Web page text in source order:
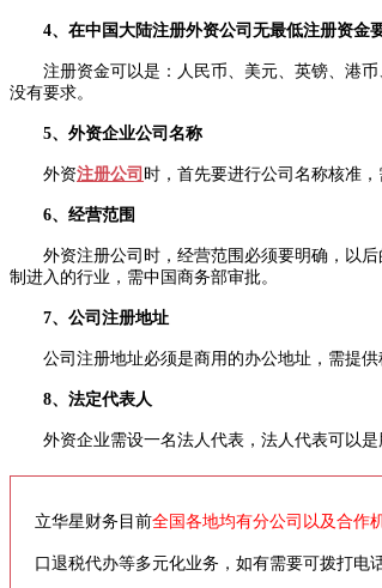
4、在中国大陆注册外资公司无最低注册资金
注册资金可以是：人民币、美元、英镑、港币
没有要求。
5、外资企业公司名称
外资注册公司 时，首先要进行公司名称核准
6、经营范围
外资注册公司时，经营范围必须要明确，以后
制进入的行业，需中国商务部审批。
7、公司注册地址
公司注册地址必须是商用的办公地址，需提供
8、法定代表人
外资企业需设一名法人代表，法人代表可以是
立华星财务目前全国各地均有分公司以及合作
口退税代办等多元化业务，如有需要可拨打电话